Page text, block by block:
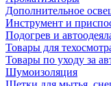
Дополнительное
Инструмент и
Подогрев и
Товары для
Товары по уходу за
Шумоизоляция